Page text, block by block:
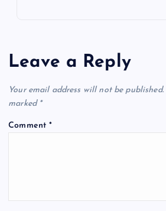
Leave a Reply
Your email address will not be published.
marked *
Comment*